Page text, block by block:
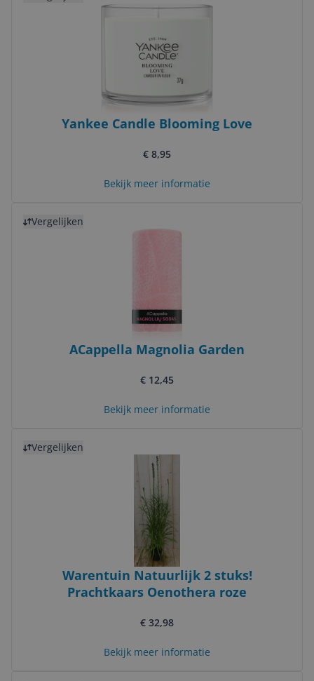
Yankee Candle Blooming Love
€ 8,95
Bekijk meer informatie
Vergelijken
ACappella Magnolia Garden
€ 12,45
Bekijk meer informatie
Vergelijken
Warentuin Natuurlijk 2 stuks!
Prachtkaars Oenothera roze
€ 32,98
Bekijk meer informatie